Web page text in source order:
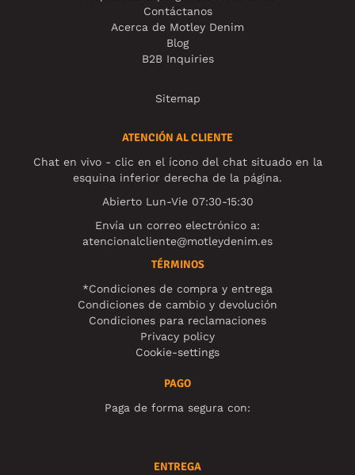
Contáctanos
Acerca de Motley Denim
Blog
B2B Inquiries
Sitemap
ATENCIÓN AL CLIENTE
Chat en vivo - clic en el ícono del chat situado en la
esquina inferior derecha de la página.
Abierto Lun-Vie 07:30-15:30
Envía un correo electrónico a:
atencionalcliente@motleydenim.es
TÉRMINOS
*Condiciones de compra y entrega
Condiciones de cambio y devolución
Condiciones para reclamaciones
Privacy policy
Cookie-settings
PAGO
Paga de forma segura con:
ENTREGA